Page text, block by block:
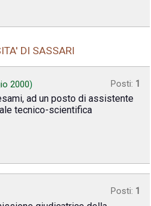
DI SASSARI
2000) Posti: 1
ad un posto di assistente
tecnico-scientifica
Posti: 1